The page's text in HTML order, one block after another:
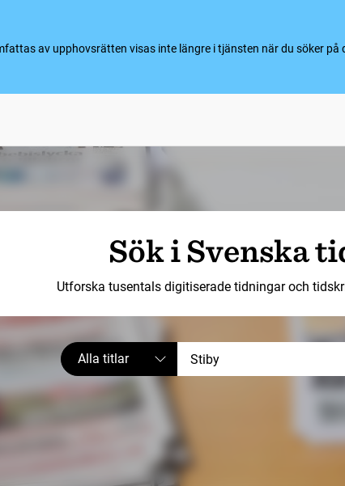
av upphovsrätten visas inte längre i tjänsten när du söker på
Sök i Svenska
Utforska tusentals digitiserade tidningar och
Alla titlar